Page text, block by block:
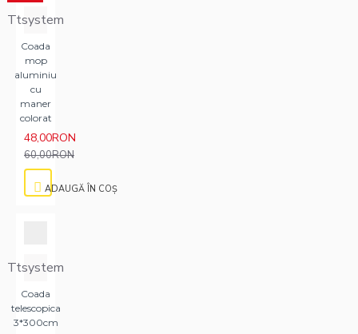
Ttsystem
Coada
mop
aluminiu
cu
maner
colorat
48,00RON
60,00RON
ADAUGĂ ÎN COŞ
Ttsystem
Coada
telescopica
3*300cm